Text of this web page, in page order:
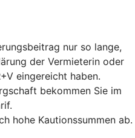
nur so lange,
der Vermieterin oder
eingereicht haben.
bekommen Sie im
hohe Kautionssummen ab.